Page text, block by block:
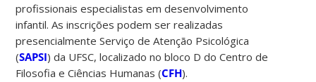
profissionais especialistas em desenvolvimento
infantil. As inscrições podem ser realizadas
presencialmente Serviço de Atenção Psicológica
(SAPSI) da UFSC, localizado no bloco D do Centro de
Filosofia e Ciências Humanas (CFH).